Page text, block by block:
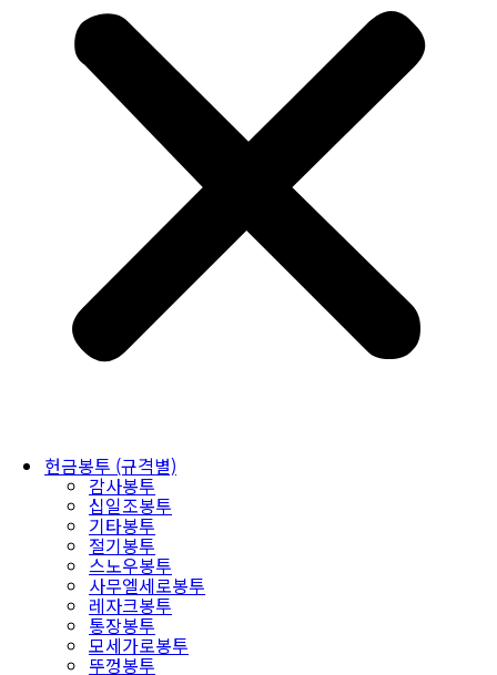
헌금봉투 (규격별)
감사봉투
십일조봉투
기타봉투
절기봉투
스노우봉투
사무엘세로봉투
레자크봉투
통장봉투
모세가로봉투
뚜껑봉투